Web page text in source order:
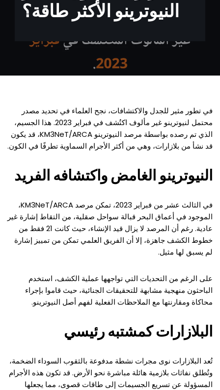
النيوترينو الأكثر طاقة؟
في تطور مثير للجدل والاكتشافات، نجح العلماء في تحديد مصدر
محتمل لنيوترينو غير مألوف اكتُشف في فبراير 2023. هذا الجسيم،
الذي تم رصده بواسطة مرصد النيوترينو KM3NeT/ARCA، قد يكون
قد نشأ من بلازارات، وهي من أكثر الأجرام السماوية تطرفًا في الكون.
النيوترينو الغامض واكتشافه الفريد
في الثالث عشر من فبراير 2023، تمكن مرصد KM3NeT/ARCA،
الموجود في أعماق البحر قبالة سواحل صقلية، من التقاط إشارة غير
عادية. رغم أن المرصد لا يزال قيد الإنشاء، حيث كانت 21 فقط من
خطوط الكشف جاهزة، إلا أن الفريق العلمي تمكن من تمييز إشارة
لم يسبق لها مثيل.
على الرغم من التحديات التي تواجهها عملية الكشف، استخدم
الباحثون منهجية مشابهة للتحقيقات الجنائية، حيث قاموا بإجراء
محاكاة ومقارنتها مع الملاحظات الفعلية لفهم أصل النيوترينو.
البلازارات كمشتبه رئيسي
تُعد البلازارات نوى مجرات نشطة مدفوعة بالثقوب السوداء الضخمة،
وتُطلق نفاثات بلازمية هائلة مباشرة نحو الأرض. قد تكون هذه الأجرام
المسؤولة عن تسريع الجسيمات إلى طاقات قصوى، مما يجعلها